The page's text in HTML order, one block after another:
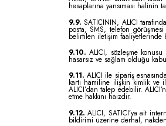
hesaplarına yansıması
9.9. SATICININ, ALICI
posta, SMS, telefon
belirtilen iletişim
9.10. ALICI, sözleşme konusu
hasarsız ve sağlam olduğu
9.11. ALICI ile sipariş
kartı hamiline ilişkin kimlik ve
ALICI’dan talep edebilir.
etme hakkını haizdir.
9.12. ALICI, SATICI’ya ait
bildirimi üzerine derhal,